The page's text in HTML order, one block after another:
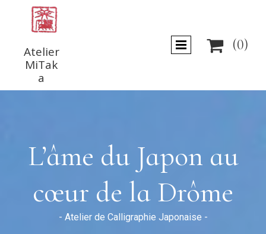
Atelier
MiTak
a
 (0)
L’âme du Japon au
cœur de la Drôme
- Atelier de Calligraphie Japonaise -